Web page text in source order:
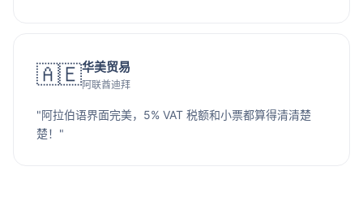
🇦🇪华美贸易
阿联酋迪拜
"阿拉伯语界面完美，5% VAT 税额和小票都算得清清楚
楚！"